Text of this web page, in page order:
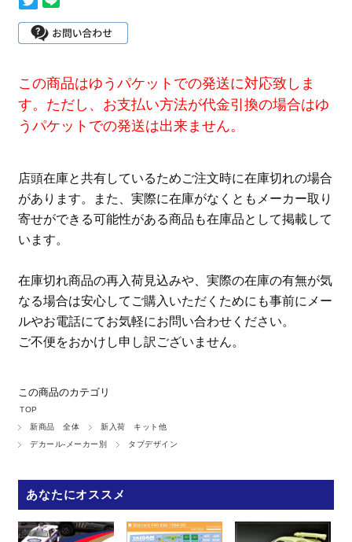
この商品はゆうパケットでの発送に対応致しま
す。ただし、お支払い方法が代金引換の場合はゆ
うパケットでの発送は出来ません。
店頭在庫と共有しているためご注文時に在庫切れの場合
があります。また、実際に在庫がなくともメーカー取り
寄せができる可能性がある商品も在庫品として掲載して
います。
在庫切れ商品の再入荷見込みや、実際の在庫の有無が気
なる場合は安心してご購入いただくためにも事前にメー
ルやお電話にてお気軽にお問い合わせください。
ご不便をおかけし申し訳ございません。
この商品のカテゴリ
TOP
新商品 全体
新入荷 キット他
デカール-メーカー別
タブデザイン
あなたにオススメ